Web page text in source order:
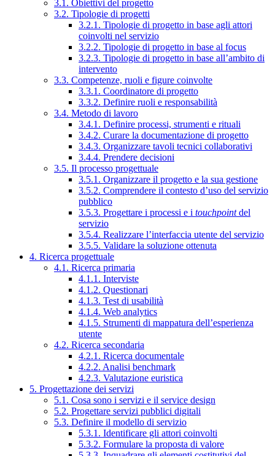
3.1. Obiettivi del progetto
3.2. Tipologie di progetti
3.2.1. Tipologie di progetto in base agli attori
coinvolti nel servizio
3.2.2. Tipologie di progetto in base al focus
3.2.3. Tipologie di progetto in base all’ambito di
intervento
3.3. Competenze, ruoli e figure coinvolte
3.3.1. Coordinatore di progetto
3.3.2. Definire ruoli e responsabilità
3.4. Metodo di lavoro
3.4.1. Definire processi, strumenti e rituali
3.4.2. Curare la documentazione di progetto
3.4.3. Organizzare tavoli tecnici collaborativi
3.4.4. Prendere decisioni
3.5. Il processo progettuale
3.5.1. Organizzare il progetto e la sua gestione
3.5.2. Comprendere il contesto d’uso del servizio
pubblico
3.5.3. Progettare i processi e i touchpointdel
servizio
3.5.4. Realizzare l’interfaccia utente del servizio
3.5.5. Validare la soluzione ottenuta
4. Ricerca progettuale
4.1. Ricerca primaria
4.1.1. Interviste
4.1.2. Questionari
4.1.3. Test di usabilità
4.1.4. Web analytics
4.1.5. Strumenti di mappatura dell’esperienza
utente
4.2. Ricerca secondaria
4.2.1. Ricerca documentale
4.2.2. Analisi benchmark
4.2.3. Valutazione euristica
5. Progettazione dei servizi
5.1. Cosa sono i servizi e il service design
5.2. Progettare servizi pubblici digitali
5.3. Definire il modello di servizio
5.3.1. Identificare gli attori coinvolti
5.3.2. Formulare la proposta di valore